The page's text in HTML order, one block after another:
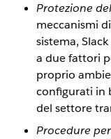
Protezione
meccanismi
sistema,
a due fattori
proprio
configurati in
del settore
Procedure